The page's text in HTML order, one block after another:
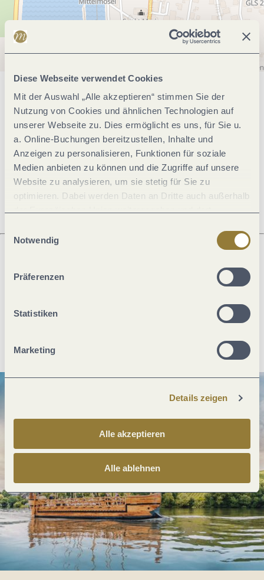
Diese Webseite verwendet Cookies
Mit der Auswahl „Alle akzeptieren“ stimmen Sie der
Nutzung von Cookies und ähnlichen Technologien auf
unserer Webseite zu. Dies ermöglicht es uns, für Sie u.
a. Online-Buchungen bereitzustellen, Inhalte und
Anzeigen zu personalisieren, Funktionen für soziale
Medien anbieten zu können und die Zugriffe auf unsere
Website zu analysieren, um sie stetig für Sie zu
optimieren. Dabei werden Daten an Dritte auch außerhalb
jederzeit widerrufen werden. Mit der Auswahl "Alle
ablehnen" kann es zu Beeinträchtigungen in der Nutzung
Notwendig
Präferenzen
Statistiken
Marketing
Details zeigen
Alle akzeptieren
Alle ablehnen
Allgemeine Informationen
Öffnungszeiten
Ruhetage
Was möchtest du als nächstes tun?